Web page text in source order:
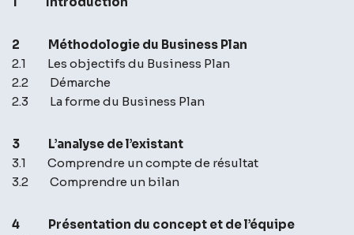
2 Méthodologie du Business Plan
2.1 Les objectifs du Business Plan
2.2 Démarche
2.3 La forme du Business Plan
3 L’analyse de l’existant
3.1 Comprendre un compte de résultat
3.2 Comprendre un bilan
4 Présentation du concept et de l’équipe